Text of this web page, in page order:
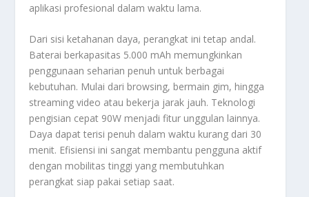
aplikasi profesional dalam waktu lama.
Dari sisi ketahanan daya, perangkat ini tetap andal.
Baterai berkapasitas 5.000 mAh memungkinkan
penggunaan seharian penuh untuk berbagai
kebutuhan. Mulai dari browsing, bermain gim, hingga
streaming video atau bekerja jarak jauh. Teknologi
pengisian cepat 90W menjadi fitur unggulan lainnya.
Daya dapat terisi penuh dalam waktu kurang dari 30
menit. Efisiensi ini sangat membantu pengguna aktif
dengan mobilitas tinggi yang membutuhkan
perangkat siap pakai setiap saat.